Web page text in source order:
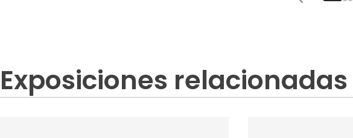
Exposiciones relacionadas